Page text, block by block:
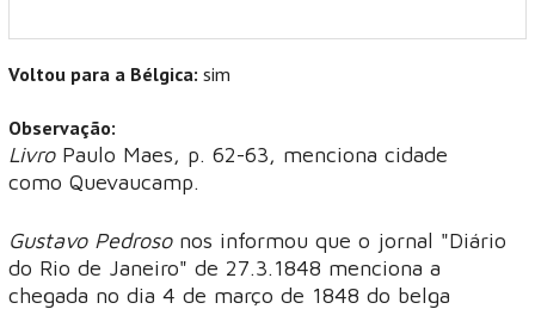
Voltou para a Bélgica: sim
Observação:
Livro Paulo Maes, p. 62-63, menciona cidade
como Quevaucamp.
Gustavo Pedrosonos informou que o jornal "Diário
do Rio de Janeiro" de 27.3.1848 menciona a
chegada no dia 4 de março de 1848 do belga